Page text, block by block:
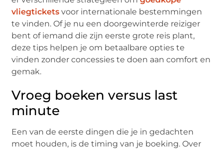
vliegtickets voor internationale bestemmingen
te vinden. Of je nu een doorgewinterde reiziger
bent of iemand die zijn eerste grote reis plant,
deze tips helpen je om betaalbare opties te
vinden zonder concessies te doen aan comfort en
gemak.
Vroeg boeken versus last
minute
Een van de eerste dingen die je in gedachten
moet houden, is de timing van je boeking. Over